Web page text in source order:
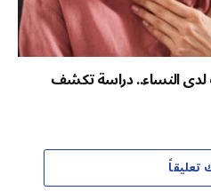
لدى النساء.. دراسة تكشف
تعليقاً